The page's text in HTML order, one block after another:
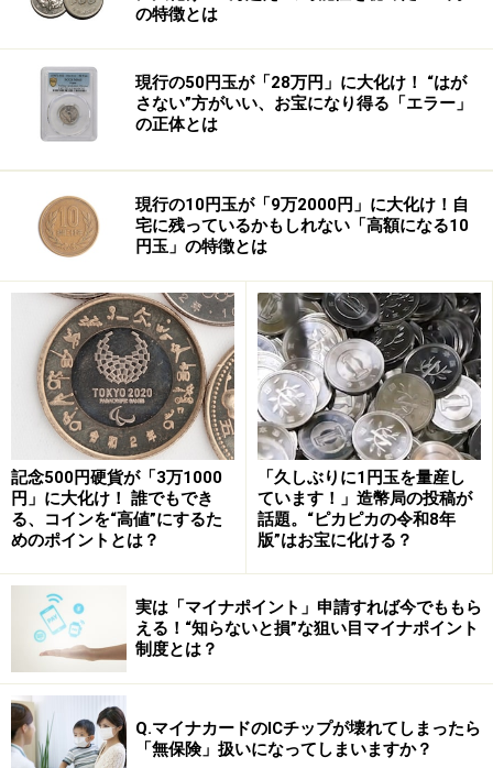
そのために、全人代に「常務委員会」が置かれ、ここで
い）。法律の制定のほか、条約の承認など、幅広い立法
活動が行われています。
ある意味、中国の本当の意味での最高機関はこの常務委
員会であるといえるかもしれません。
全人代代表の選出方法
一応の人民代表大会の関係を現わした図。地方への監視体
制を強め、地方での汚職などを減らすことが期待されてい
るが……。
全人代は、国会に当たるといっても、その代表そのもの
を中国国民が直接決めることはできません。
中国の行政区分はおもに省（または直轄市）－県－郷
（または市など）からなっていますが、このクラス
（級）ごとに人民代表大会が作られており、郷の代表と
して人民から選ばれた代表が集まって県級人民代表大会
の代表を決め、さらにこの県級人民代表大会が省級人民
代表大会の代表を決め、さらにこれが人民代表大会の代
表を決めるようになっています。
の特徴とは
現行の50円玉が「28万円」に大化け！ “はが
さない”方がいい、お宝になり得る「エラー」
の正体とは
現行の10円玉が「9万2000円」に大化け！自
宅に残っているかもしれない「高額になる10
円玉」の特徴とは
記念500円硬貨が「3万1000
円」に大化け！ 誰でもでき
る、コインを“高値”にするた
めのポイントとは？
「久しぶりに1円玉を量産し
ています！」造幣局の投稿が
話題。“ピカピカの令和8年
版”はお宝に化ける？
実は「マイナポイント」申請すれば今でももら
える！“知らないと損”な狙い目マイナポイント
制度とは？
Q.マイナカードのICチップが壊れてしまったら
「無保険」扱いになってしまいますか？